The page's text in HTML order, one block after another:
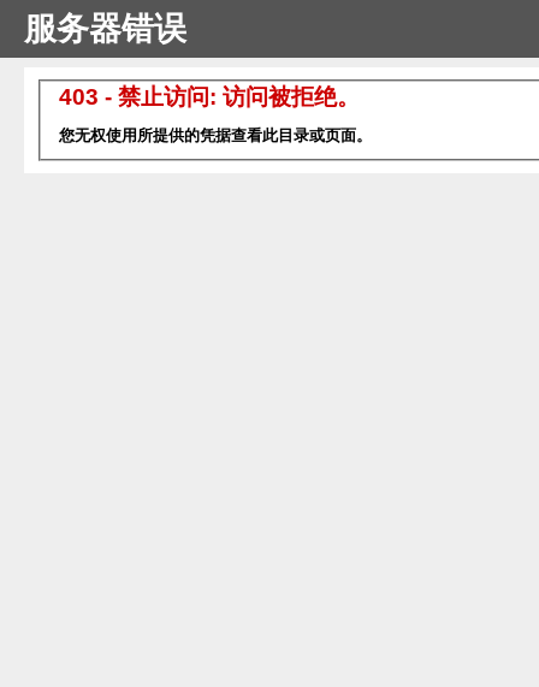
服务器错误
403 - 禁止访问: 访问被拒绝。
您无权使用所提供的凭据查看此目录或页面。